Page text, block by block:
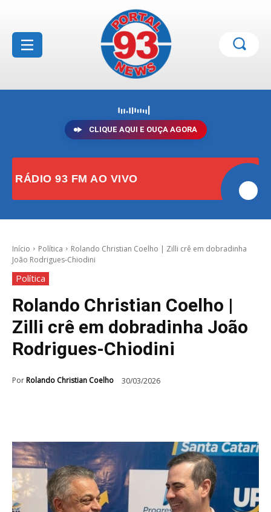
CLIQUE AQUI E OUÇA AGORA
RÁDIO 93 FM AO VIVO
Início Política
Rolando Christian Coelho | Zilli crê em dobradinha
João Rodrigues-Chiodini
Política
Rolando Christian Coelho |
Zilli crê em dobradinha João
Rodrigues-Chiodini
PorRolando Christian Coelho 30/03/2026